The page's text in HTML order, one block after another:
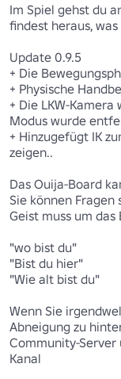
Im Spiel gehst du
findest heraus,
Update 0.9.5
+ Die
+ Physische
+ Die LKW-
Modus wurde
+ Hinzugefügt IK
zeigen..
Das Ouija-Board
Sie können Fragen
Geist muss um
"wo bist du"
"Bist du hier"
"Wie alt bist du"
Wenn Sie
Abneigung zu
Community-
Kanal